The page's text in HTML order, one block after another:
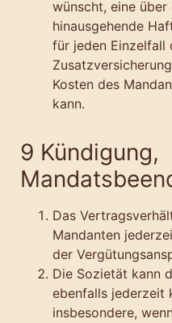
wünscht, eine über
hinausgehende
für jeden Einzelfall
Kosten des
kann.
9 Kündigung,
Das
Mandanten
der
Die Sozietät kann
ebenfalls jederzeit
insbesondere,